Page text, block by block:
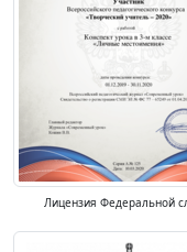
Лицензия Федеральной